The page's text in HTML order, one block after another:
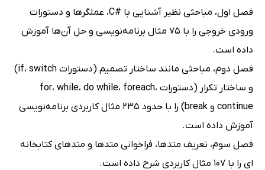
فصل اول، مباحثی نظیر آشنایی با #C، عملگرها و دستورات
ورودی خروجی را با 75 مثال برنامه‌نویسی و حل آن‌ها آموزش
داده است.
فصل دوم، مباحثی مانند ساختار تصمیم (دستورات if، switch)
و ساختار تکرار (دستورات for، while، do while، foreach،
continue و break) را با حدود 235 مثال کاربردی برنامه‌نویسی
آموزش داده است.
فصل سوم، تعریف متدها، فراخوانی متدها و متدهای کتابخانه­‌
ای را با 107 مثال کاربردی شرح داده است.